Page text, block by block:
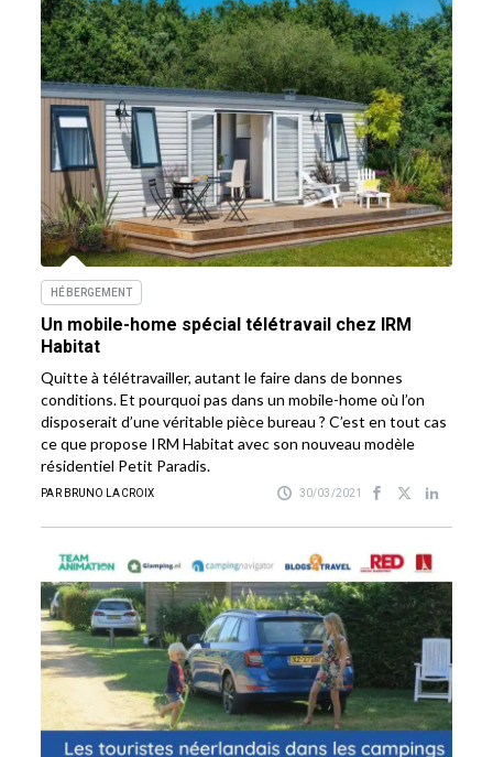
HÉBERGEMENT
Un mobile-home spécial télétravail chez IRM
Habitat
Quitte à télétravailler, autant le faire dans de bonnes
conditions. Et pourquoi pas dans un mobile-home où l’on
disposerait d’une véritable pièce bureau ? C’est en tout cas
ce que propose IRM Habitat avec son nouveau modèle
résidentiel Petit Paradis.
PAR BRUNO LACROIX 30/03/2021